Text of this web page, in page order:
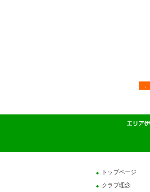
←
トップページ
クラブ理念